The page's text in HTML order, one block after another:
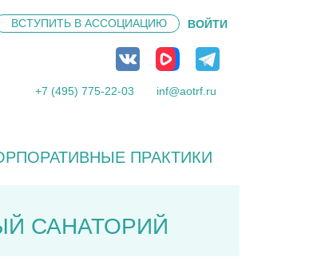
ВСТУПИТЬ В АССОЦИАЦИЮ ВОЙТИ
+7 (495) 775-22-03 inf@aotrf.ru
ПРАКТИКИ
САНАТОРИЙ